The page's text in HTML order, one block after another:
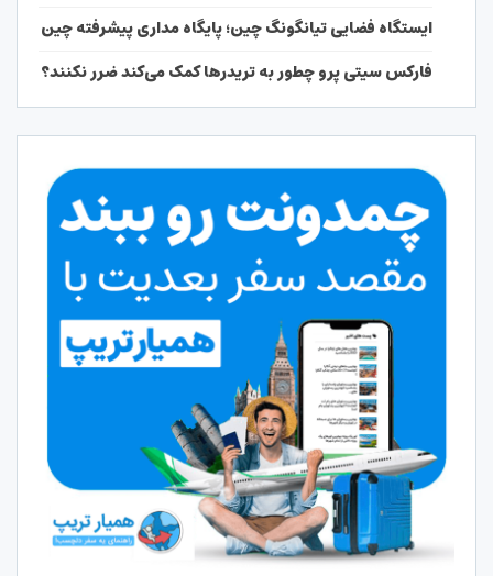
ایستگاه فضایی تیانگونگ چین؛ پایگاه مداری پیشرفته چین
فارکس سیتی پرو چطور به تریدرها کمک می‌کند ضرر نکنند؟